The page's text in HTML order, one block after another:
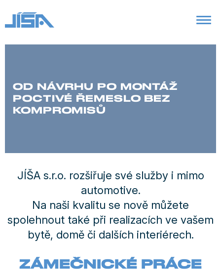
OD NÁVRHU PO MONTÁŽ
POCTIVÉ ŘEMESLO BEZ
KOMPROMISŮ
JÍŠA s.r.o. rozšiřuje své služby i mimo
automotive.
Na naši kvalitu se nově můžete
spolehnout také při realizacích ve vašem
bytě, domě či dalších interiérech.
ZÁMEČNICKÉ PRÁCE